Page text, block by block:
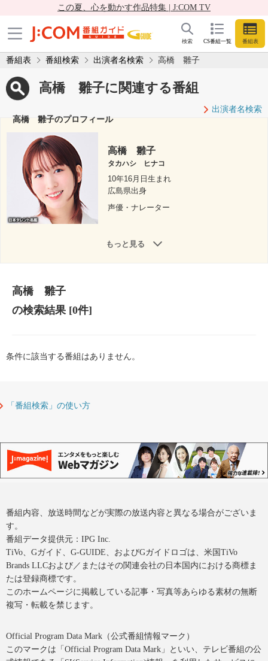
この夏、心を動かす作品特集 | J:COM TV
CS番組一覧 番組表
検索
番組表 番組検索 出演者名検索 高橋 雛子
高橋 雛子に関連する番組
出演者名検索
高橋 雛子のプロフィール
高橋 雛子
タカハシ ヒナコ
10年16月日生まれ
広島県出身
声優・ナレーター
もっと見る
高橋 雛子
の検索結果[0件]
条件に該当する番組はありません。
「番組検索」の使い方
番組内容、放送時間などが実際の放送内容と異なる場合がございま
す。
番組データ提供元：IPG Inc.
TiVo、Gガイド、G-GUIDE、およびGガイドロゴは、米国TiVo
Brands LLCおよび／またはその関連会社の日本国内における商標ま
たは登録商標です。
このホームページに掲載している記事・写真等あらゆる素材の無断
複写・転載を禁じます。
Official Program Data Mark（公式番組情報マーク）
このマークは「Official Program Data Mark」といい、テレビ番組の公